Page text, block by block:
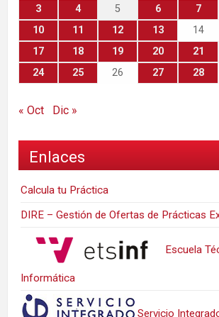
3
4 5 6 7
10
11 12 13 14
17
18 19 20 21
24
25 26 27 28
« Oct Dic »
Enlaces
Calcula tu Práctica
DIRE – Gestión de Ofertas de Prácticas
Escuela
Informática
Servicio